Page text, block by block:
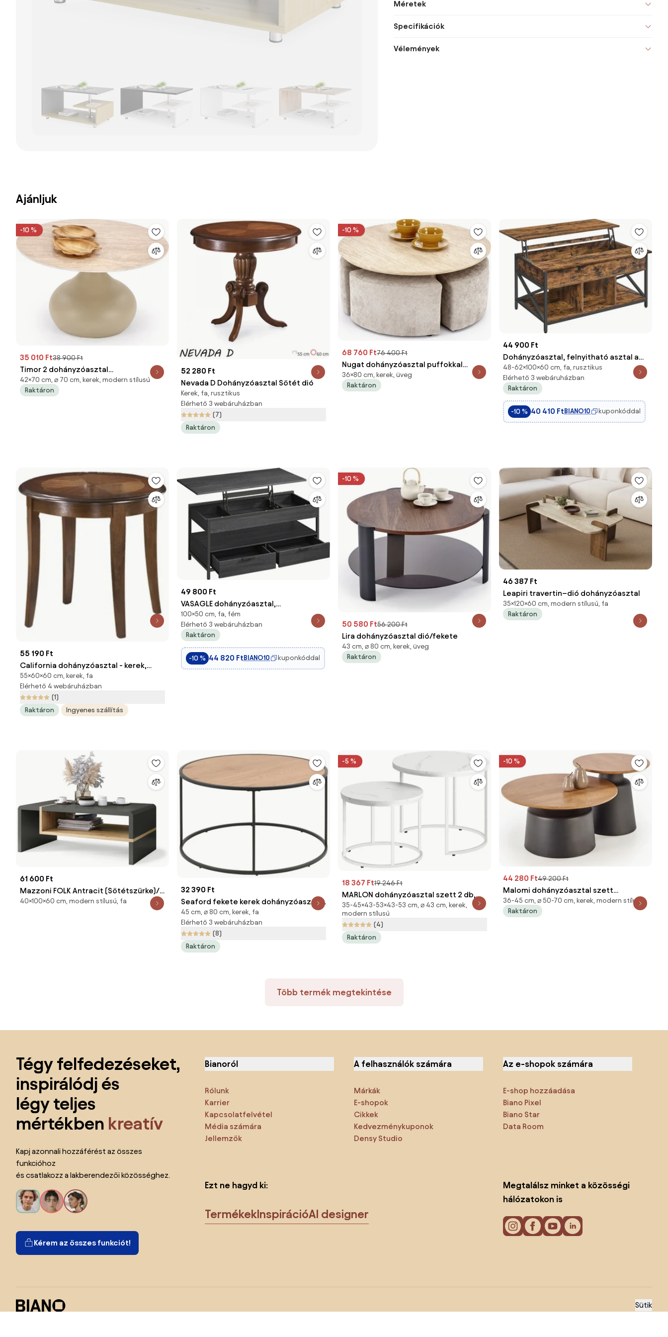
Méretek
Specifikációk
Vélemények
Ajánljuk
-10 %
35 010 Ft38 900 Ft
Timor 2 dohányzóasztal
travertin/kasmír
42×70 cm, ⌀ 70 cm, kerek, modern stílusú
Raktáron
52 280 Ft
Nevada D Dohányzóasztal Sötét dió
Kerek, fa, rusztikus
Elérhető 3 webáruházban
(7)
Raktáron
-10 %
68 760 Ft76 400 Ft
Nugat dohányzóasztal puffokkal
travertin/bézs
36×80 cm, kerek, üveg
Raktáron
44 900 Ft
Dohányzóasztal, felnyitható asztal a
nappaliba 60 x 100 x (48-62) cm,
rusztikus barna
48-62×100×60 cm, fa, rusztikus
Elérhető 3 webáruházban
Raktáron
-10 % 40 410 Ft BIANO10 kuponkóddal
55 190 Ft
California dohányzóasztal - kerek,
sötét dió
55×60×60 cm, kerek, fa
Elérhető 4 webáruházban
(1)
Raktáron
Ingyenes szállítás
49 800 Ft
VASAGLE dohányzóasztal,
magasságában állítható, 50×100 cm,
antracitszürke–tintafekete
100×50 cm, fa, fém
Elérhető 3 webáruházban
Raktáron
-10 % 44 820 Ft BIANO10 kuponkóddal
-10 %
50 580 Ft56 200 Ft
Lira dohányzóasztal dió/fekete
43 cm, ⌀ 80 cm, kerek, üveg
Raktáron
46 387 Ft
Leapiri travertin–dió dohányzóasztal
35×120×60 cm, modern stílusú, fa
Raktáron
61 600 Ft
Mazzoni FOLK Antracit (Sötétszürke)/
Artisan Tölgy - MODERN
40×100×60 cm, modern stílusú, fa
32 390 Ft
Seaford fekete kerek dohányzóasztal,
⌀ 80 cm - Actona
45 cm, ⌀ 80 cm, kerek, fa
Elérhető 3 webáruházban
(8)
Raktáron
-5 %
18 367 Ft19 246 Ft
MARLON dohányzóasztal szett 2 db,
fehér márvány dekorációval
35-45×43-53×43-53 cm, ⌀ 43 cm, kerek,
modern stílusú
(4)
Raktáron
-10 %
44 280 Ft49 200 Ft
Malomi dohányzóasztal szett
natúr/fekete
36-45 cm, ⌀ 50-70 cm, kerek, modern stílusú
Raktáron
Több termék megtekintése
Tégy felfedezéseket,
inspirálódj és
légy teljes
mértékben kreatív
Kapj azonnali hozzáférést az összes
funkcióhoz
és csatlakozz a lakberendezői közösséghez.
Kérem az összes funkciót!
Bianoról
Rólunk
Karrier
Kapcsolatfelvétel
Média számára
Jellemzők
A felhasználók számára
Márkák
E-shopok
Cikkek
Kedvezménykuponok
Densy Studio
Az e-shopok számára
E-shop hozzáadása
Biano Pixel
Biano Star
Data Room
Ezt ne hagyd ki:
TermékekInspirációAI designer
Megtalálsz minket a közösségi
hálózatokon is
Sütik